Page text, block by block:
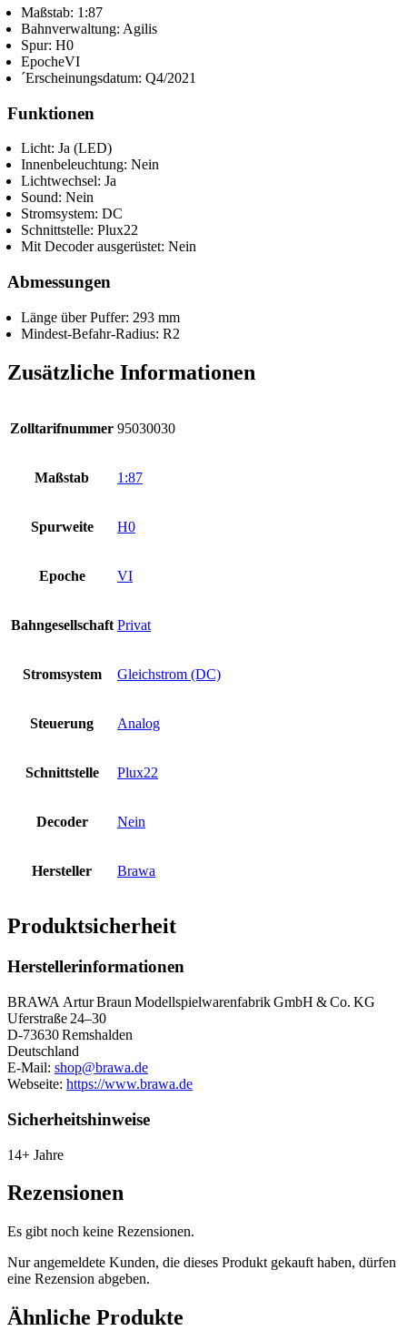
Maßstab: 1:87
Bahnverwaltung: Agilis
Spur: H0
EpocheVI
´Erscheinungsdatum: Q4/2021
Funktionen
Licht: Ja (LED)
Innenbeleuchtung: Nein
Lichtwechsel: Ja
Sound: Nein
Stromsystem: DC
Schnittstelle: Plux22
Mit Decoder ausgerüstet: Nein
Abmessungen
Länge über Puffer: 293 mm
Mindest-Befahr-Radius: R2
Zusätzliche Informationen
Zolltarifnummer 95030030
Maßstab 1:87
Spurweite H0
Epoche VI
Bahngesellschaft Privat
Stromsystem Gleichstrom (DC)
Steuerung Analog
Schnittstelle Plux22
Decoder Nein
Hersteller Brawa
Produktsicherheit
Herstellerinformationen
BRAWA Artur Braun Modellspielwarenfabrik GmbH & Co. KG
Uferstraße 24–30
D‑73630 Remshalden
Deutschland
E-Mail: shop@brawa.de
Webseite: https://www.brawa.de
Sicherheitshinweise
14+ Jahre
Rezensionen
Es gibt noch keine Rezensionen.
Nur angemeldete Kunden, die dieses Produkt gekauft haben, dürfen
eine Rezension abgeben.
Ähnliche Produkte